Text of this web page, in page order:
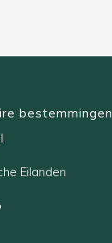
bestemmingen
Eilanden